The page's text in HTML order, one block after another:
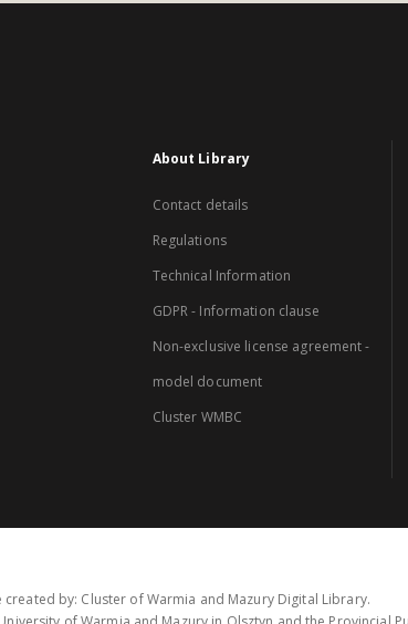
About Library
Contact details
Regulations
Technical Information
GDPR - Information clause
Non-exclusive license agreement -
model document
Cluster WMBC
created by: Cluster of Warmia and Mazury Digital Library.